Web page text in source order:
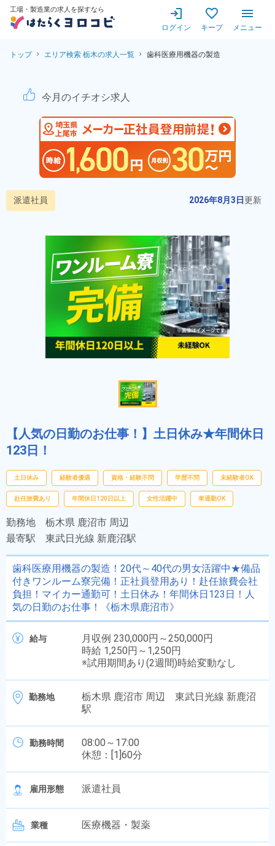
工場・製造業の求人を探すなら
ログイン キープ メニュー
トップ エリア検索 栃木の求人一覧 歯科医療用機器の製造
歯科医療用機器の製造！20
今月のイチオシ求人
派遣社員 2026年8月3日更新
【人気の日勤のお仕事！】土日休み★年間休日
123日！
土日休み 経験者優遇 資格・経験不問 学歴不問 未経験者OK
赴任旅費あり 年間休日120日以上 女性活躍中 車通勤OK
勤務地 栃木県 鹿沼市 周辺
最寄駅 東武日光線 新鹿沼駅
歯科医療用機器の製造！20代～40代の男女活躍中★備品
付きワンルーム寮完備！正社員登用あり！赴任旅費会社
負担！マイカー通勤可！土日休み！年間休日123日！人
気の日勤のお仕事！《栃木県鹿沼市》
給与
月収例 230,000円～250,000円
時給 1,250円～1,250円
※試用期間あり(2週間)時給変動なし
勤務地
栃木県 鹿沼市 周辺 東武日光線 新鹿沼
駅
勤務時間
08:00～17:00
休憩：[1]60分
雇用形態 派遣社員
業種 医療機器・製薬